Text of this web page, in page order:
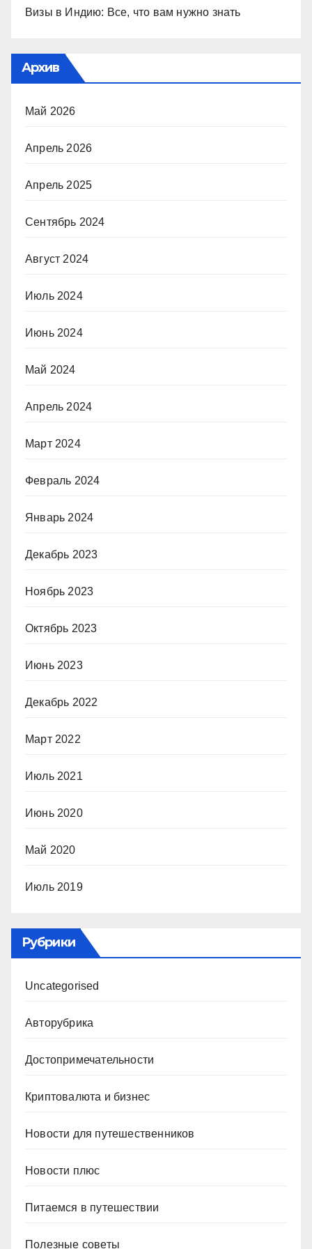
Визы в Индию: Все, что вам нужно знать
Архив
Май 2026
Апрель 2026
Апрель 2025
Сентябрь 2024
Август 2024
Июль 2024
Июнь 2024
Май 2024
Апрель 2024
Март 2024
Февраль 2024
Январь 2024
Декабрь 2023
Ноябрь 2023
Октябрь 2023
Июнь 2023
Декабрь 2022
Март 2022
Июль 2021
Июнь 2020
Май 2020
Июль 2019
Рубрики
Uncategorised
Авторубрика
Достопримечательности
Криптовалюта и бизнес
Новости для путешественников
Новости плюс
Питаемся в путешествии
Полезные советы